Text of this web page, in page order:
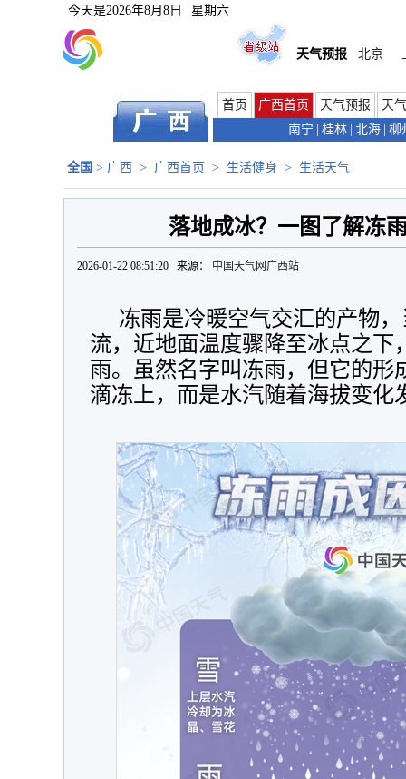
今天是2026年8月8日 星期六
天气预报 北京
首页 广西首页 天气预报
天
南宁
桂林 北海 柳
全国 > 广西 > 广西首页 > 生活健身 > 生活天气
落地成冰？一图了解冻
2026-01-22 08:51:20 来源： 中国天气网广西站
冻雨是冷暖空气交汇的产物
流，近地面温度骤降至冰点之下
雨。虽然名字叫冻雨，但它的形
滴冻上，而是水汽随着海拔变化